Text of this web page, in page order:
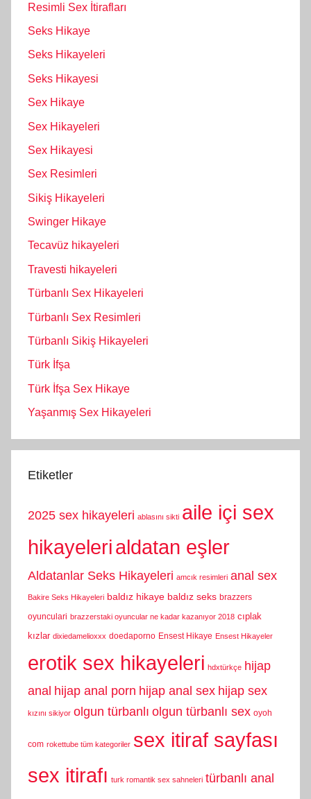
Resimli Sex İtirafları
Seks Hikaye
Seks Hikayeleri
Seks Hikayesi
Sex Hikaye
Sex Hikayeleri
Sex Hikayesi
Sex Resimleri
Sikiş Hikayeleri
Swinger Hikaye
Tecavüz hikayeleri
Travesti hikayeleri
Türbanlı Sex Hikayeleri
Türbanlı Sex Resimleri
Türbanlı Sikiş Hikayeleri
Türk İfşa
Türk İfşa Sex Hikaye
Yaşanmış Sex Hikayeleri
Etiketler
2025 sex hikayeleri ablasını sikti aile içi sex
hikayelerialdatan eşler
Aldatanlar Seks Hikayeleri amcık resimleri anal sex
Bakire Seks Hikayeleri baldız hikaye baldız seks brazzers
oyunculari brazzerstaki oyuncular ne kadar kazanıyor 2018 cıplak
kızlar dixiedamelioxxx doedaporno Ensest Hikaye Ensest Hikayeler
erotik sex hikayeleri hdxtürkçe hijap
anal hijap anal porn hijap anal sex hijap sex
kızını sikiyor olgun türbanlı olgun türbanlı sex oyoh
com rokettube tüm kategoriler sex itiraf sayfası
sex itirafı turk romantik sex sahneleri türbanlı anal